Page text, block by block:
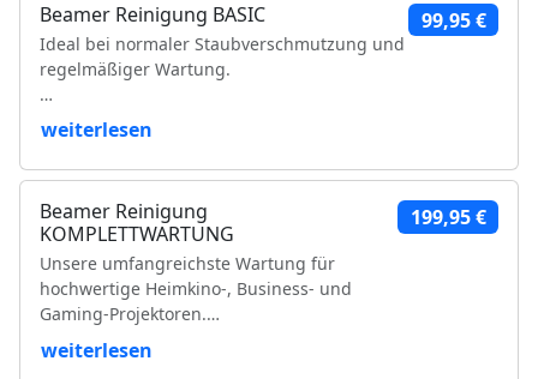
Beamer Reinigung BASIC
Ideal bei normaler Staubverschmutzung und
regelmäßiger Wartung.
Leistungsumfang:
Reinigung der Luftfilter und Gehäuseteile
Reinigung der Kühlkörper
Objektivreinigung
Entfernung loser Staubablagerungen im
Geräteinneren
Prüfung der Bildqualität
Funktionsprüfung
weiterlesen
99,95 €
Beamer Reinigung
KOMPLETTWARTUNG
Unsere umfangreichste Wartung für
hochwertige Heimkino-, Business- und
Gaming-Projektoren.
Leistungsumfang:
weiterlesen
199,95 €